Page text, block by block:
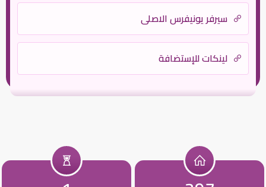
سيرفر يونيفرس الاصلى
لينكات للإستضافة